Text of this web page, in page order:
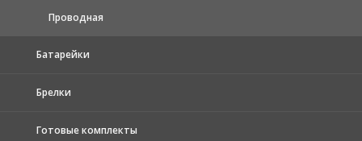
Проводная
Батарейки
Брелки
Готовые комплекты